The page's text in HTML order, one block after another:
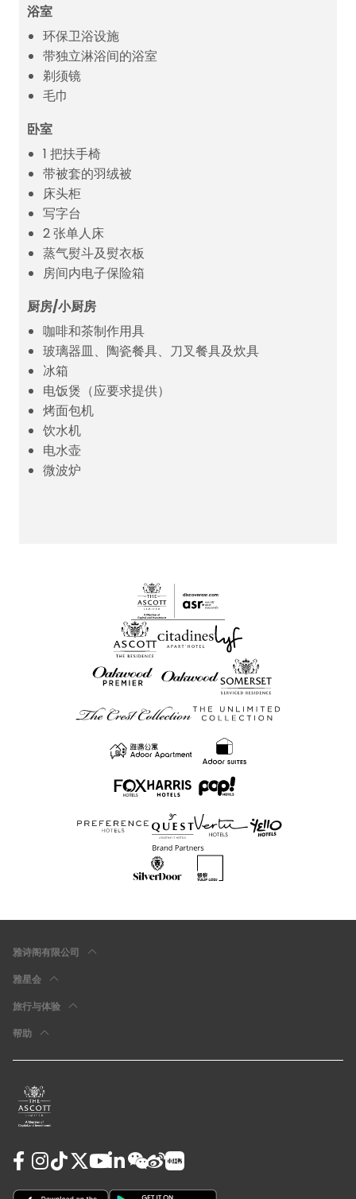
浴室
环保卫浴设施
带独立淋浴间的浴室
剃须镜
毛巾
卧室
1 把扶手椅
带被套的羽绒被
床头柜
写字台
2 张单人床
蒸气熨斗及熨衣板
房间内电子保险箱
厨房/小厨房
咖啡和茶制作用具
玻璃器皿、陶瓷餐具、刀叉餐具及炊具
冰箱
电饭煲（应要求提供）
烤面包机
饮水机
电水壶
微波炉
雅诗阁有限公司
雅星会
旅行与体验
帮助